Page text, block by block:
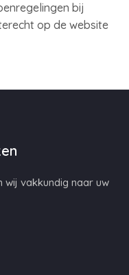
bij
op de website
vakkundig naar uw